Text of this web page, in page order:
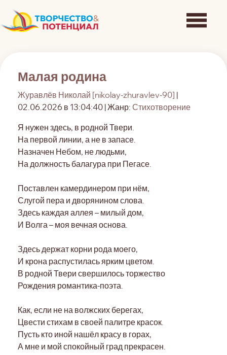
Малая родина
Журавлёв Николай [nikolay-zhuravlev-90]
02.06.2026 в 13:04:40 | Жанр: Стихотворение
Я нужен здесь, в родной Твери.
На первой линии, а не в запасе.
Назначен Небом, не людьми,
На должность балагура при Пегасе.
Поставлен камердинером при нём,
Слугой пера и дворянином слова.
Здесь каждая аллея – милый дом,
И Волга – моя вечная основа.
Здесь держат корни рода моего,
И крона распустилась ярким цветом.
В родной Твери свершилось торжество
Рождения романтика-поэта.
Как, если не на волжских берегах,
Цвести стихам в своей палитре красок.
Пусть кто иной нашёл красу в горах,
А мне и мой спокойный град прекрасен.